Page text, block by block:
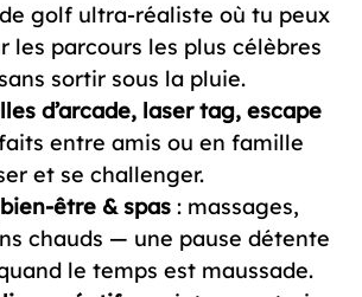
golf ultra-réaliste où tu peux
les parcours les plus célèbres
sortir sous la pluie.
d’arcade, laser tag, escape
entre amis ou en famille
et se challenger.
être & spas: massages,
chauds — une pause détente
le temps est maussade.